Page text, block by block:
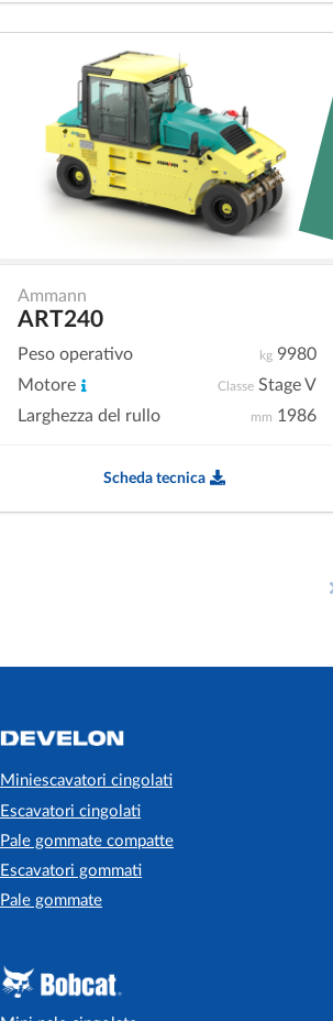
Ammann
ART240
kg9980
Peso operativo
ClasseStage V
Motore
mm 1986
Larghezza del rullo
Scheda tecnica
Miniescavatori cingolati
Escavatori cingolati
Pale gommate compatte
Escavatori gommati
Pale gommate